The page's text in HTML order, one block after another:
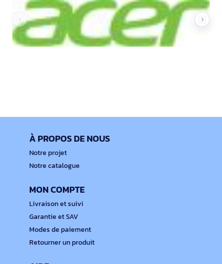
À PROPOS DE NOUS
Notre projet
Notre catalogue
MON COMPTE
Livraison et suivi
Garantie et SAV
Modes de paiement
Retourner un produit